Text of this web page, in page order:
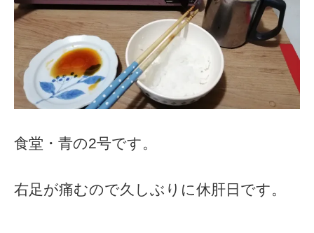
食堂・青の2号です。
右足が痛むので久しぶりに休肝日です。